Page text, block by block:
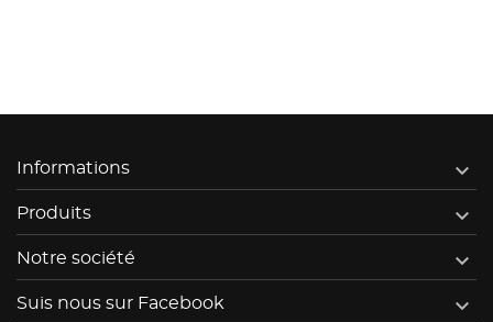
Informations 
Produits 
Notre société 
Suis nous sur Facebook 